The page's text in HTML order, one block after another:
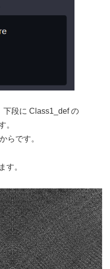
下段に Class1_def の
。
らです。
す。